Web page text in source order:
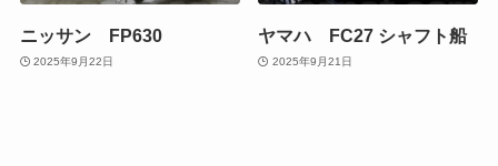
ニッサン FP630
2025年9月22日
ヤマハ FC27 シャフト船
2025年9月21日